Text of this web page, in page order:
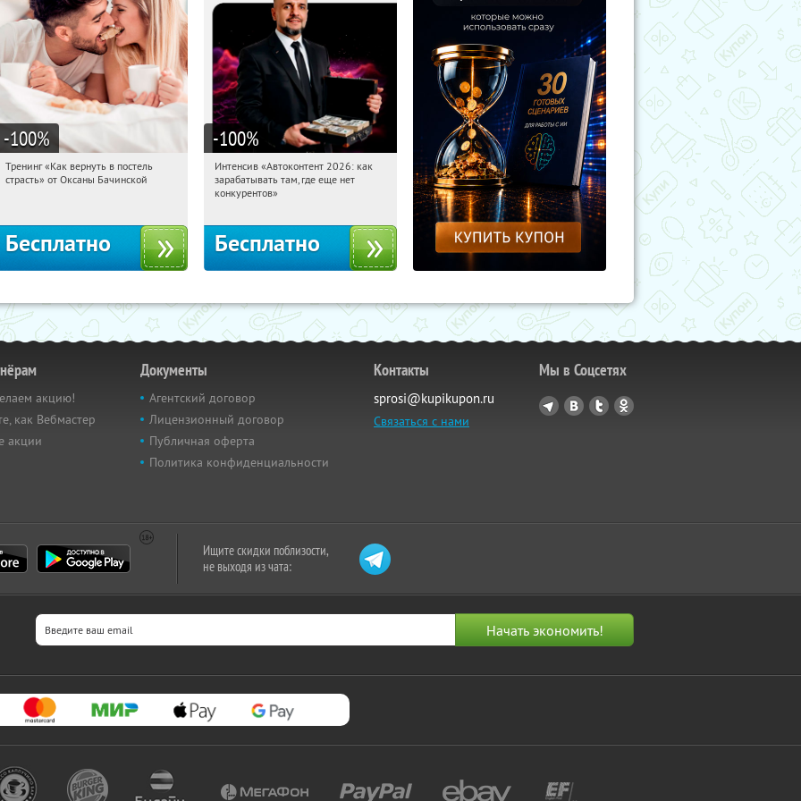
-100%
22:54:47 Получили:
Тренинг «Как вернуть в постель
страсть» от Оксаны Бачинской
Бесплатно
-100%
22:54:47 Получили:
Россия
Интенсив «Автоконтент 2026: как
зарабатывать там, где еще нет
конкурентов»
Бесплатно
акцию!
как Вебмастер
акции
Документы
Агентский договор
Лицензионный договор
Публичная оферта
Политика конфиденциальности
Контакты
sprosi@kupikupon.ru
Связаться с нами
Мы в Соцсетях
Ищите скидки поблизости,
не выходя из чата: